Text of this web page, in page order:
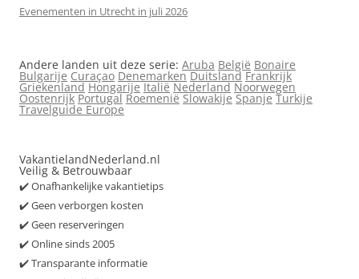
Evenementen in Utrecht in juli 2026
Andere landen uit deze serie: Aruba België Bonaire
Bulgarije Curaçao Denemarken Duitsland Frankrijk
Griekenland Hongarije Italië Nederland Noorwegen
Oostenrijk Portugal Roemenië Slowakije Spanje Turkije
Travelguide Europe
VakantielandNederland.nl
Veilig & Betrouwbaar
✔️ Onafhankelijke vakantietips
✔️ Geen verborgen kosten
✔️ Geen reserveringen
✔️ Online sinds 2005
✔️ Transparante informatie